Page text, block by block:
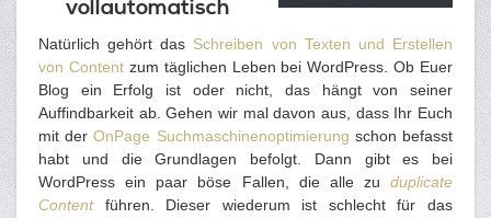
vollautomatisch
Natürlich gehört das Schreiben von Texten und Erstellen
von Contentzum täglichen Leben bei WordPress. Ob Euer
Blog ein Erfolg ist oder nicht, das hängt von seiner
Auffindbarkeit ab. Gehen wir mal davon aus, dass Ihr Euch
mit derOnPage Suchmaschinenoptimierung schon befasst
habt und die Grundlagen befolgt. Dann gibt es bei
WordPress ein paar böse Fallen, die alle zu duplicate
Contentführen. Dieser wiederum ist schlecht für das